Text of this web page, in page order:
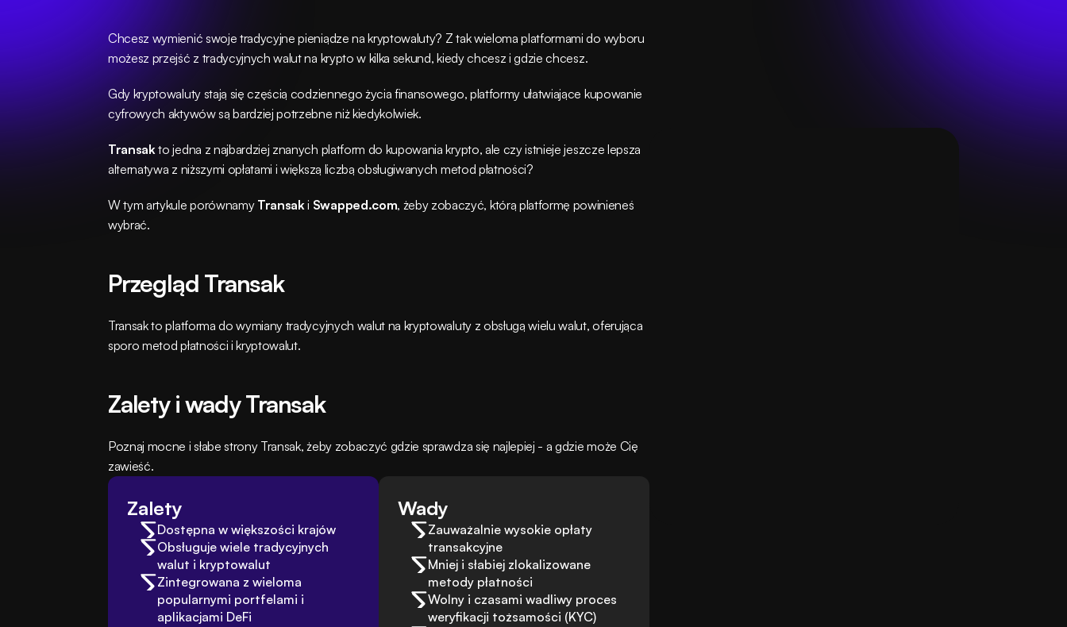
Chcesz wymienić swoje tradycyjne pieniądze na kryptowaluty? Z tak wieloma platformami do wyboru
możesz przejść z tradycyjnych walut na krypto w kilka sekund, kiedy chcesz i gdzie chcesz.
Gdy kryptowaluty stają się częścią codziennego życia finansowego, platformy ułatwiające kupowanie
cyfrowych aktywów są bardziej potrzebne niż kiedykolwiek.
Transak to jedna z najbardziej znanych platform do kupowania krypto, ale czy istnieje jeszcze lepsza
alternatywa z niższymi opłatami i większą liczbą obsługiwanych metod płatności?
W tym artykule porównamy Transak i Swapped.com, żeby zobaczyć, którą platformę powinieneś
wybrać.
Przegląd Transak
Transak to platforma do wymiany tradycyjnych walut na kryptowaluty z obsługą wielu walut, oferująca
sporo metod płatności i kryptowalut.
Zalety i wady Transak
Poznaj mocne i słabe strony Transak, żeby zobaczyć gdzie sprawdza się najlepiej - a gdzie może Cię
zawieść.
Zalety
Dostępna w większości krajów
Obsługuje wiele tradycyjnych
walut i kryptowalut
Zintegrowana z wieloma
popularnymi portfelami i
aplikacjami DeFi
Wady
Zauważalnie wysokie opłaty
transakcyjne
Mniej i słabiej zlokalizowane
metody płatności
Wolny i czasami wadliwy proces
weryfikacji tożsamości (KYC)